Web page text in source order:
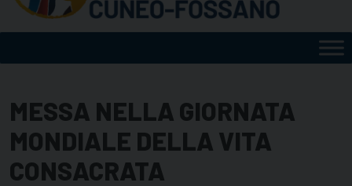
MESSA NELLA GIORNATA
MONDIALE DELLA VITA
CONSACRATA